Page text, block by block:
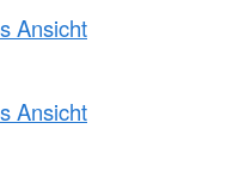
Ansicht
Ansicht